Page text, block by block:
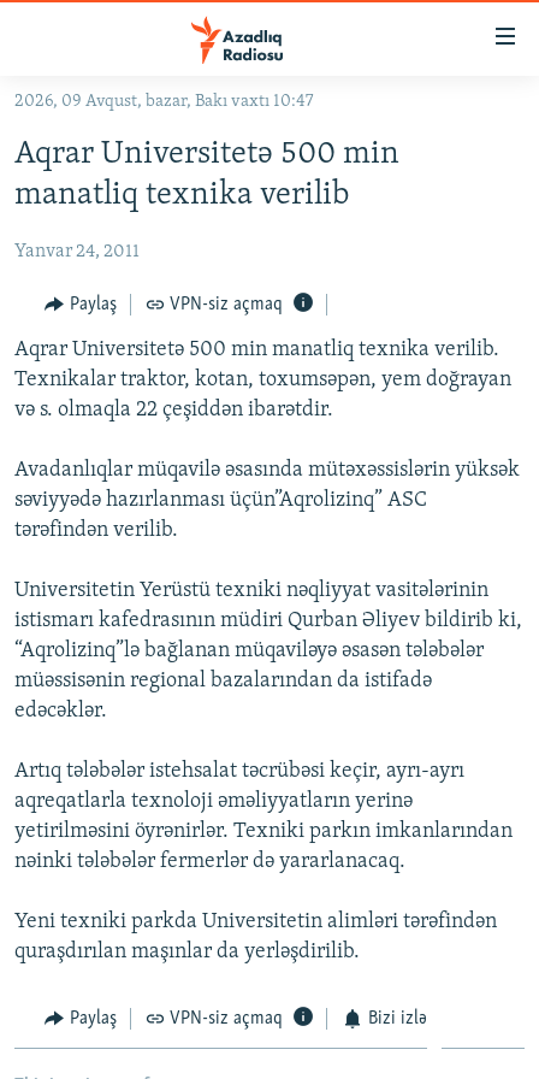
Əsas
qayıt
Əsas
qayıt
#İZAHLA
KORRUPSIOMETR
#ƏSLINDƏ
FƏRQƏ BAX
QANUNI DOĞRU
ARAŞDIRMA
VIDEO
FOTOQALEREYA
KARIKATURA
RADIO ARXIV
OXU ZALI
İSLAM VƏ DEMOKRATIYA
İZ - MƏDƏNIYYƏT PROQRAMI
HAQQIMIZDA
PEŞƏ ETIKASI VƏ JURNALISTIKA STANDARTLARIMIZ
MATERIALLARIMIZDAN ISTIFADƏ
AZADLIQRADIOSU MOBIL TELEFONUNUZDA
XƏBƏR BÜLLETENLƏRIMIZ
BIZI IZLƏ
RFE/RL-in bütün saytları
2026, 09 Avqust, bazar, Bakı vaxtı 10:47
Aqrar Universitetə 500 min
manatliq texnika verilib
Yanvar 24, 2011
Paylaş VPN-siz açmaq
Aqrar Universitetə 500 min manatliq texnika verilib.
Texnikalar traktor, kotan, toxumsəpən, yem doğrayan
və s. olmaqla 22 çeşiddən ibarətdir.
Avadanlıqlar müqavilə əsasında mütəxəssislərin yüksək
səviyyədə hazırlanması üçün”Aqrolizinq” ASC
tərəfindən verilib.
Universitetin Yerüstü texniki nəqliyyat vasitələrinin
istismarı kafedrasının müdiri Qurban Əliyev bildirib ki,
“Aqrolizinq”lə bağlanan müqaviləyə əsasən tələbələr
müəssisənin regional bazalarından da istifadə
edəcəklər.
Artıq tələbələr istehsalat təcrübəsi keçir, ayrı-ayrı
aqreqatlarla texnoloji əməliyyatların yerinə
yetirilməsini öyrənirlər. Texniki parkın imkanlarından
nəinki tələbələr fermerlər də yararlanacaq.
Yeni texniki parkda Universitetin alimləri tərəfindən
quraşdırılan maşınlar da yerləşdirilib.
Paylaş VPN-siz açmaq Bizi izlə